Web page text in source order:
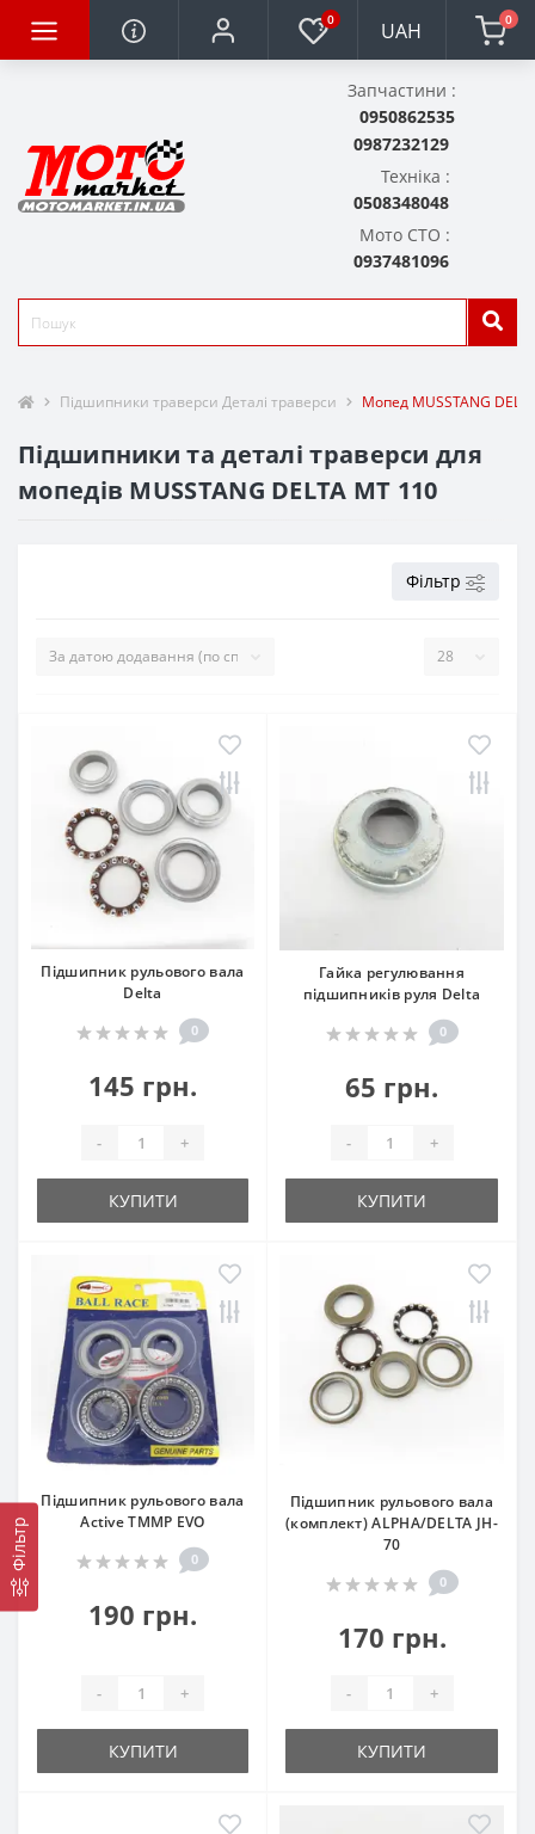
0 UAH 0
Запчастини :
0950862535
0987232129
Техніка :
0508348048
Мото СТО :
0937481096
Підшипники траверси Деталі траверси Мопед MUSSTANG
Підшипники та деталі траверси для
мопедів MUSSTANG DELTA MT 110
Фільтр
Фільтр
Підшипник рульового вала
Delta
0
145 грн.
- +
КУПИТИ
Гайка регулювання
підшипників руля Delta
0
65 грн.
- +
КУПИТИ
Підшипник рульового вала
Active TMMP EVO
0
190 грн.
- +
КУПИТИ
Підшипник рульового вала
(комплект) ALPHA/DELTA JH-
70
0
170 грн.
- +
КУПИТИ